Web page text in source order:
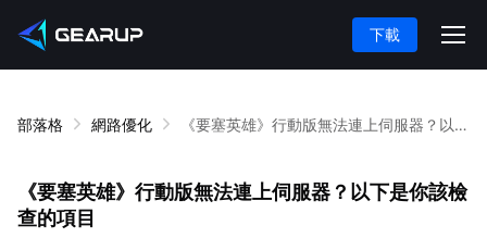
下載
部落格 網路優化 《要塞英雄》行動版無法連上伺服器？以下是你該檢查的項目
《要塞英雄》行動版無法連上伺服器？以下是你該檢
查的項目